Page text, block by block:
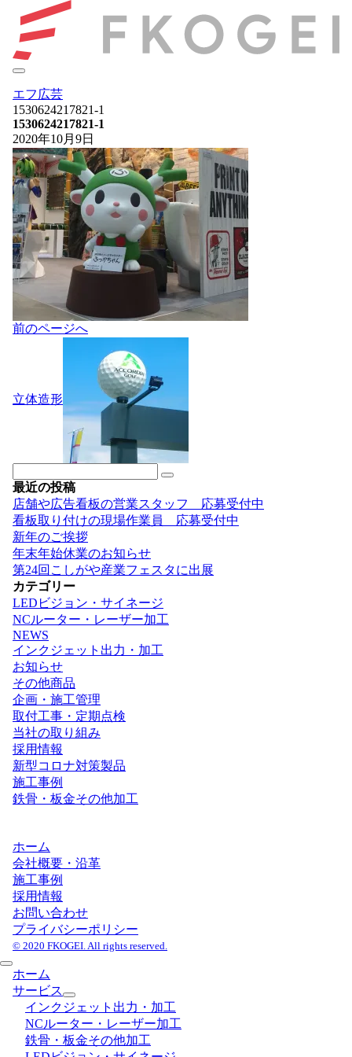
エフ広芸
1530624217821-1
1530624217821-1
2020年10月9日
投
ゲ
前のページへ
立体造形
最近の投稿
店舗や広告看板の営業スタッフ 応募受付中
看板取り付けの現場作業員 応募受付中
新年のご挨拶
年末年始休業のお知らせ
第24回こしがや産業フェスタに出展
カテゴリー
LEDビジョン・サイネージ
NCルーター・レーザー加工
NEWS
インクジェット出力・加工
お知らせ
その他商品
企画・施工管理
取付工事・定期点検
当社の取り組み
採用情報
新型コロナ対策製品
施工事例
鉄骨・板金その他加工
ホーム
会社概要・沿革
施工事例
採用情報
お問い合わせ
プライバシーポリシー
© 2020 FKOGEI. All rights reserved.
ホーム
サービス
インクジェット出力・加工
NCルーター・レーザー加工
鉄骨・板金その他加工